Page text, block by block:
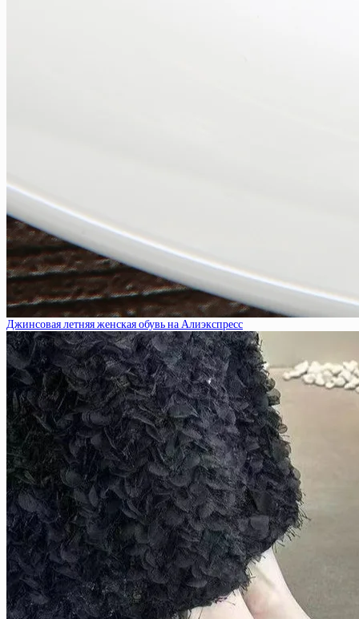
Джинсовая летняя женская обувь на Алиэкспресс